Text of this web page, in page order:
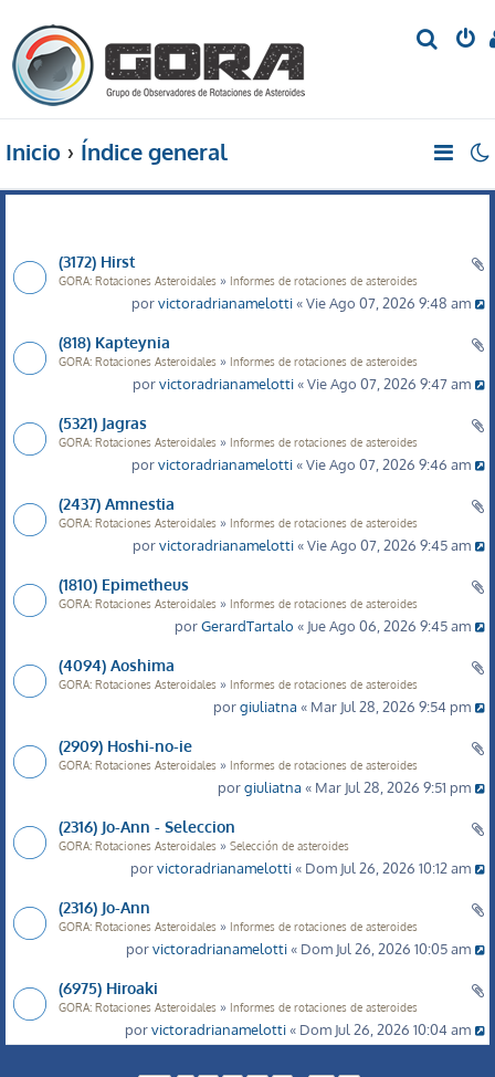
r
Inicio Índice general
(3172) Hirst
GORA: Rotaciones Asteroidales » Informes de rotaciones de asteroides
porvictoradrianamelotti« Vie Ago 07, 2026 9:48 am
(818) Kapteynia
GORA: Rotaciones Asteroidales » Informes de rotaciones de asteroides
porvictoradrianamelotti« Vie Ago 07, 2026 9:47 am
(5321) Jagras
GORA: Rotaciones Asteroidales » Informes de rotaciones de asteroides
porvictoradrianamelotti« Vie Ago 07, 2026 9:46 am
(2437) Amnestia
GORA: Rotaciones Asteroidales » Informes de rotaciones de asteroides
porvictoradrianamelotti« Vie Ago 07, 2026 9:45 am
(1810) Epimetheus
GORA: Rotaciones Asteroidales » Informes de rotaciones de asteroides
porGerardTartalo « Jue Ago 06, 2026 9:45 am
(4094) Aoshima
GORA: Rotaciones Asteroidales » Informes de rotaciones de asteroides
porgiuliatna « Mar Jul 28, 2026 9:54 pm
(2909) Hoshi-no-ie
GORA: Rotaciones Asteroidales » Informes de rotaciones de asteroides
porgiuliatna « Mar Jul 28, 2026 9:51 pm
(2316) Jo-Ann - Seleccion
GORA: Rotaciones Asteroidales » Selección de asteroides
porvictoradrianamelotti« Dom Jul 26, 2026 10:12 am
(2316) Jo-Ann
GORA: Rotaciones Asteroidales » Informes de rotaciones de asteroides
porvictoradrianamelotti« Dom Jul 26, 2026 10:05 am
(6975) Hiroaki
GORA: Rotaciones Asteroidales » Informes de rotaciones de asteroides
porvictoradrianamelotti« Dom Jul 26, 2026 10:04 am